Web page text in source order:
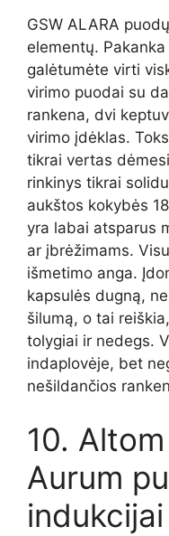
GSW ALARA
elementų.
galėtumėte virti
virimo puodai su
rankena, dvi
virimo įdėklas.
tikrai vertas
rinkinys tikrai
aukštos kokybės
yra labai atsparus
ar įbrėžimams.
išmetimo anga.
kapsulės dugną,
šilumą, o tai
tolygiai ir nedegs.
indaplovėje, bet
nešildančios
10.
Aurum
indukcijai